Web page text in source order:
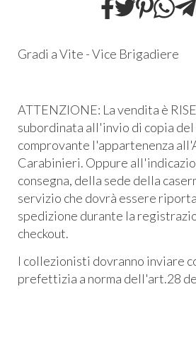
Gradi a Vite - Vice Brigadiere
ATTENZIONE: La vendita è
subordinata all'invio di copia
comprovante l'appartenenza
Carabinieri. Oppure
consegna, della sede della
servizio che dovrà essere
spedizione durante la
checkout.
I collezionisti dovranno inviare
prefettizia a norma dell'art.28